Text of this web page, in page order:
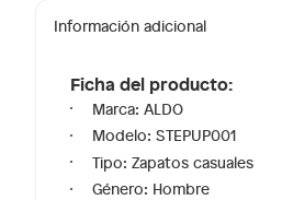
Información adicional
Ficha del producto:
Marca: ALDO
Modelo: STEPUP001
Tipo: Zapatos casuales
Género: Hombre